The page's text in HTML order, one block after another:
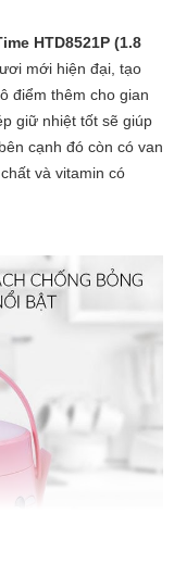
HTD8521P (1.8
mới hiện đại, tạo
điểm thêm cho gian
giữ nhiệt tốt sẽ giúp
cạnh đó còn có van
và vitamin có